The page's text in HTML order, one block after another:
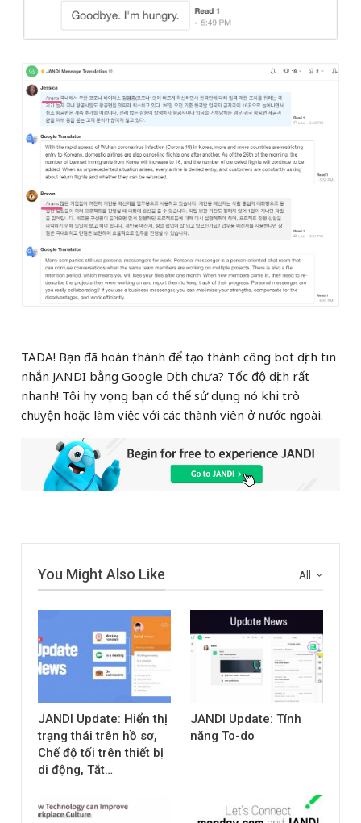
TADA! Bạn đã hoàn thành để tạo thành công bot dịch tin
nhắn JANDI bằng Google Dịch chưa? Tốc độ dịch rất
nhanh! Tôi hy vọng bạn có thể sử dụng nó khi trò
chuyện hoặc làm việc với các thành viên ở nước ngoài.
All
You Might Also Like
JANDI Update: Hiển thị
trạng thái trên hồ sơ,
Chế độ tối trên thiết bị
di động, Tắt…
JANDI Update: Tính
năng To-do